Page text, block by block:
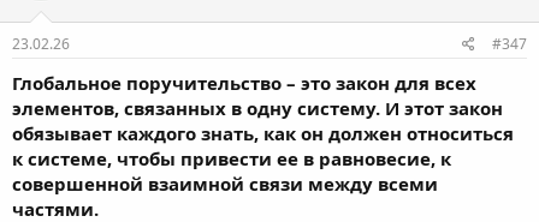
23.02.26 #347
Глобальное поручительство – это закон для всех
элементов, связанных в одну систему. И этот закон
обязывает каждого знать, как он должен относиться
к системе, чтобы привести ее в равновесие, к
совершенной взаимной связи между всеми
частями.